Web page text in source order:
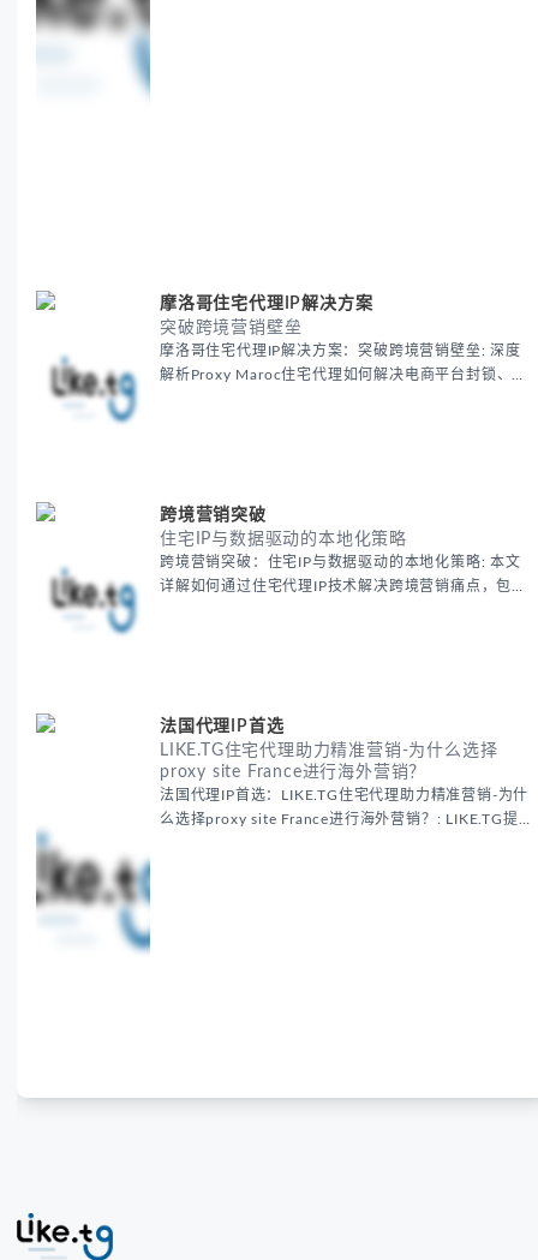
摩洛哥住宅代理IP解决方案
突破跨境营销壁垒
摩洛哥住宅代理IP解决方案：突破跨境营销壁垒: 深度
解析Proxy Maroc住宅代理如何解决电商平台封锁、社
跨境营销突破
住宅IP与数据驱动的本地化策略
跨境营销突破：住宅IP与数据驱动的本地化策略: 本文
详解如何通过住宅代理IP技术解决跨境营销痛点，包括
法国代理IP首选
LIKE.TG住宅代理助力精准营销-为什么选择
proxy site France进行海外营销？
法国代理IP首选：LIKE.TG住宅代理助力精准营销-为什
么选择proxy site France进行海外营销？: LIKE.TG提